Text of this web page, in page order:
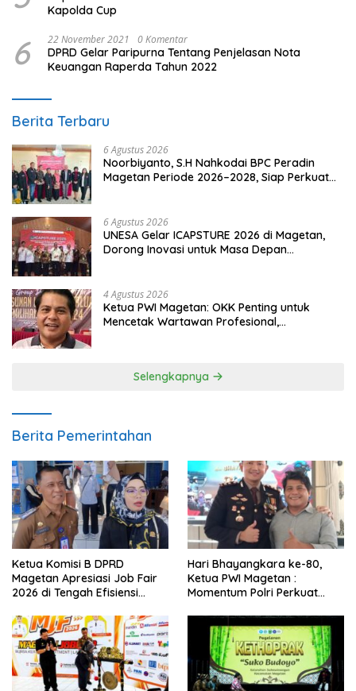
Kapolda Cup
6 22 November 2021 0 Komentar
DPRD Gelar Paripurna Tentang Penjelasan Nota
Keuangan Raperda Tahun 2022
Berita Terbaru
6 Agustus 2026
Noorbiyanto, S.H Nahkodai BPC Peradin
Magetan Periode 2026–2028, Siap Perkuat
6 Agustus 2026
UNESA Gelar ICAPSTURE 2026 di Magetan,
Dorong Inovasi untuk Masa Depan
4 Agustus 2026
Ketua PWI Magetan: OKK Penting untuk
Mencetak Wartawan Profesional,
Selengkapnya
Berita Pemerintahan
Ketua Komisi B DPRD
Magetan Apresiasi Job Fair
2026 di Tengah Efisiensi
Hari Bhayangkara ke-80,
Ketua PWI Magetan :
Momentum Polri Perkuat